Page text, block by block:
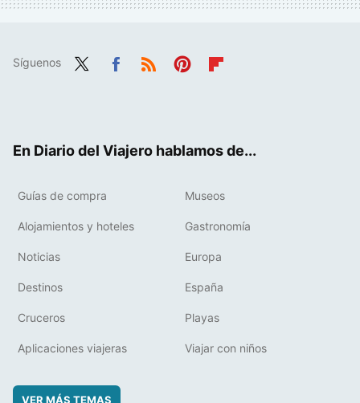
Síguenos
En Diario del Viajero hablamos de...
Guías de compra Museos
Alojamientos y hoteles Gastronomía
Noticias Europa
Destinos España
Cruceros Playas
Aplicaciones viajeras Viajar con niños
VER MÁS TEMAS